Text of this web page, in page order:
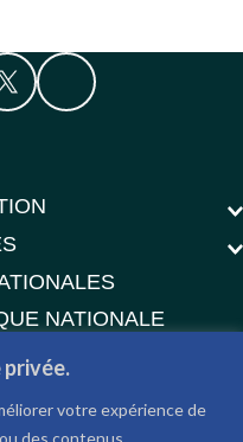
votre expérience de
des contenus
NATIONALE